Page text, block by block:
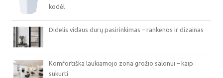
kodėl
Didelis vidaus durų pasirinkimas – rankenos ir dizainas
Komfortiška laukiamojo zona grožio salonui – kaip
sukurti